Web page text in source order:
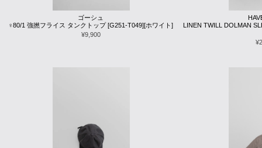
ゴーシュ
♀80/1 強撚フライス タンクトップ [G251-T049][ホワイト]
¥9,900
LINEN TWILL DOLMAN